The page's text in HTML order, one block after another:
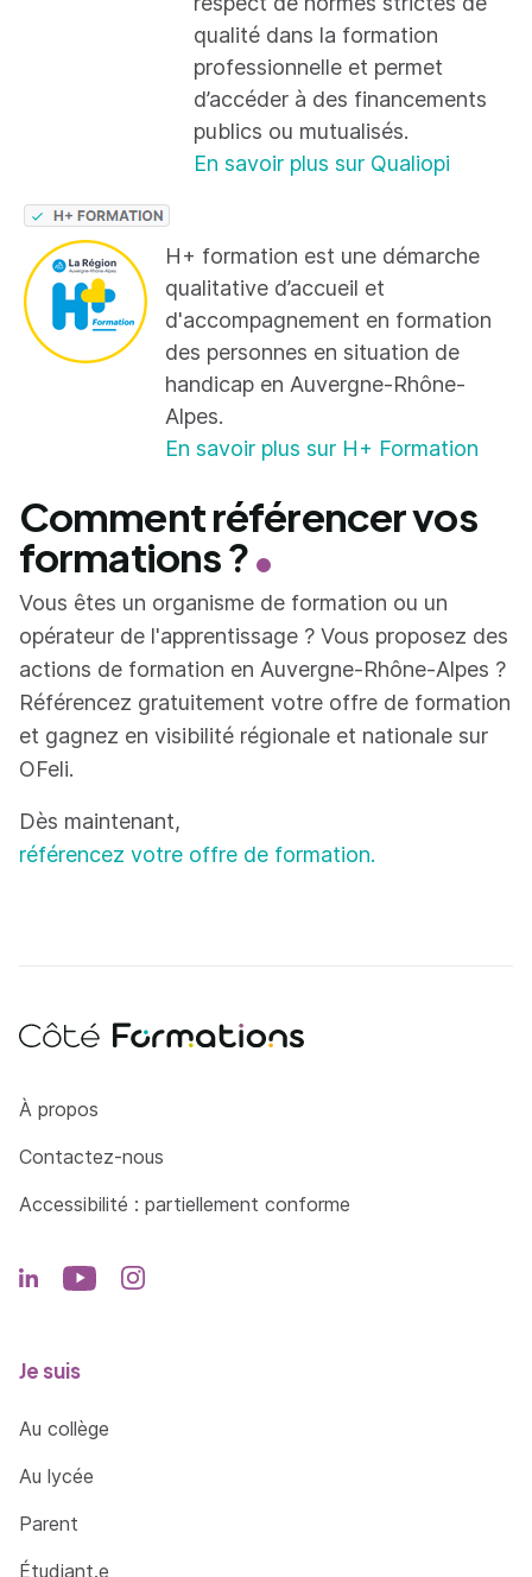
qualité dans la formation
professionnelle et permet
d’accéder à des financements
publics ou mutualisés.
En savoir plus sur Qualiopi
H+ formation est une démarche
qualitative d’accueil et
d'accompagnement en formation
des personnes en situation de
handicap en Auvergne-Rhône-
Alpes.
En savoir plus sur H+ Formation
Comment référencer vos
formations ?
Vous êtes un organisme de formation ou un
opérateur de l'apprentissage ? Vous proposez des
actions de formation en Auvergne-Rhône-Alpes ?
Référencez gratuitement votre offre de formation
et gagnez en visibilité régionale et nationale sur
OFeli.
Dès maintenant,
référencez votre offre de formation.
Côté Formations
À propos
Contactez-nous
Accessibilité : partiellement conforme
Je suis
Au collège
Au lycée
Parent
Étudiant.e